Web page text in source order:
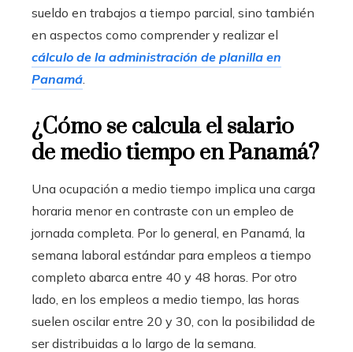
sueldo en trabajos a tiempo parcial, sino también
en aspectos como comprender y realizar el
cálculo de la administración de planilla en
Panamá
¿Cómo se calcula el salario
de medio tiempo en Panamá?
Una ocupación a medio tiempo implica una carga
horaria menor en contraste con un empleo de
jornada completa. Por lo general, en Panamá, la
semana laboral estándar para empleos a tiempo
completo abarca entre 40 y 48 horas. Por otro
lado, en los empleos a medio tiempo, las horas
suelen oscilar entre 20 y 30, con la posibilidad de
ser distribuidas a lo largo de la semana.